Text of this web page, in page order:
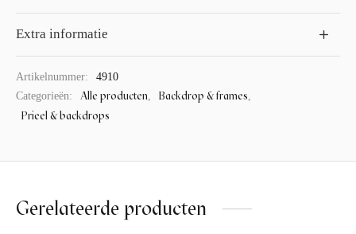
Extra informatie
Artikelnummer:
4910
Categorieën:
Alle producten Backdrop & frames
Prieel & backdrops
Gerelateerde producten